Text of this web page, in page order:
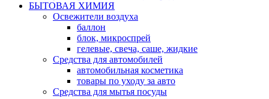
БЫТОВАЯ ХИМИЯ
Освежители воздуха
баллон
блок, микроспрей
гелевые, свеча, саше, жидкие
Средства для автомобилей
автомобильная косметика
товары по уходу за авто
Средства для мытья посуды